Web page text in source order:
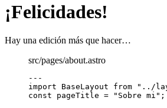
¡Felicidades!
Hay una edición más que hacer…
src/pages/about.astro
---
import BaseLayout from " ../
const pageTitle = " Sobre mi " ;